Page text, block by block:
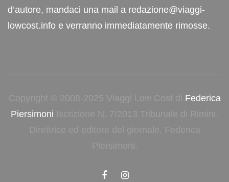
d’autore, mandaci una mail a redazione@viaggi-
lowcost.info e verranno immediatamente rimosse.
Copyright © 2008-2025 Viaggi Low Cost di Federica
Piersimoni Iscrizione N. 7/2013 Tribunale di Rimini.
Direttrice ed editore del giornale, Federica
Piersimoni.